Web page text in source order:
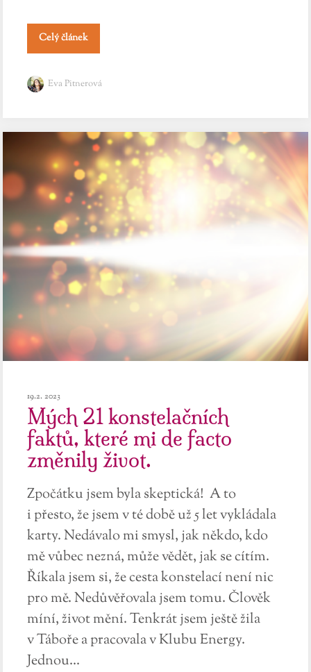
Celý článek
Eva Pitnerová
19.2. 2023
Mých 21 konstelačních
faktů, které mi de facto
změnily život.
Zpočátku jsem byla skeptická! A to
i přesto, že jsem v té době už 5 let vykládala
karty. Nedávalo mi smysl, jak někdo, kdo
mě vůbec nezná, může vědět, jak se cítím.
Říkala jsem si, že cesta konstelací není nic
pro mě. Nedůvěřovala jsem tomu. Člověk
míní, život mění. Tenkrát jsem ještě žila
v Táboře a pracovala v Klubu Energy.
Jednou...